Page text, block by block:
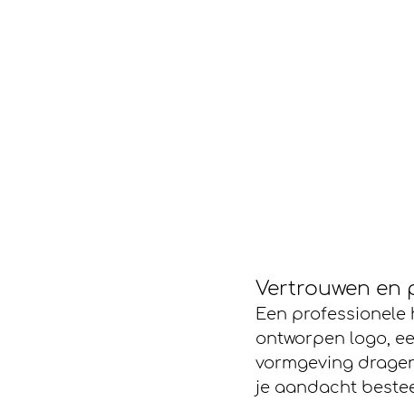
Vertrouwen
Een
ontworpen logo,
vormgeving
je aandacht